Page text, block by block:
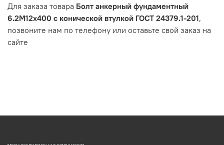
Для заказа товара Болт анкерный фундаментный
6.2М12х400 с конической втулкой ГОСТ 24379.1-201,
позвоните нам по телефону или оставьте свой заказ на
сайте